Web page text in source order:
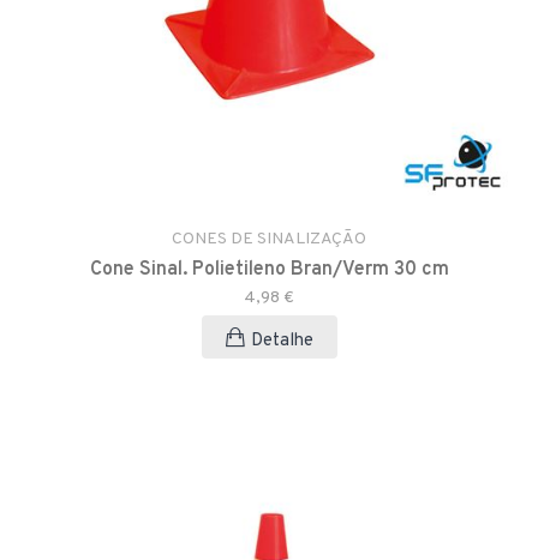
CONES DE SINALIZAÇÃO
Cone Sinal. Polietileno Bran/Verm 30 cm
4,98 €
Detalhe